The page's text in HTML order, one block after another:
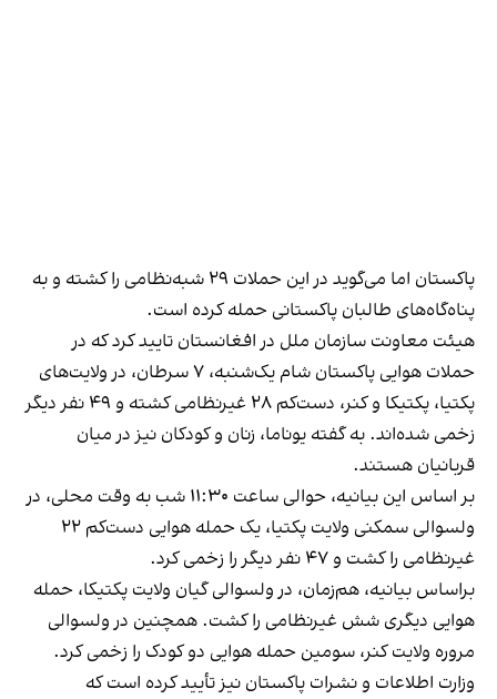
پاکستان اما می‌گوید در این حملات ۲۹ شبه‌نظامی را کشته و به
پناه‌گاه‌های طالبان پاکستانی حمله کرده است.
هیئت معاونت سازمان ملل در افغانستان تایید کرد که در
حملات هوایی پاکستان شام یک‌شنبه، ۷ سرطان، در ولایت‌های
پکتیا، پکتیکا و کنر، دست‌کم ۲۸ غیرنظامی کشته و ۴۹ نفر دیگر
زخمی شده‌اند. به گفته یوناما، زنان و کودکان نیز در میان
قربانیان هستند.
بر اساس این بیانیه، حوالی ساعت ۱۱:۳۰ شب به وقت محلی، در
ولسوالی سمکنی ولایت پکتیا، یک حمله هوایی دست‌کم ۲۲
غیرنظامی را کشت و ۴۷ نفر دیگر را زخمی کرد.
براساس بیانیه، هم‌زمان، در ولسوالی گیان ولایت پکتیکا، حمله
هوایی دیگری شش غیرنظامی را کشت. همچنین در ولسوالی
مروره ولایت کنر، سومین حمله هوایی دو کودک را زخمی کرد.
وزارت اطلاعات و نشرات پاکستان نیز تأیید کرده است که